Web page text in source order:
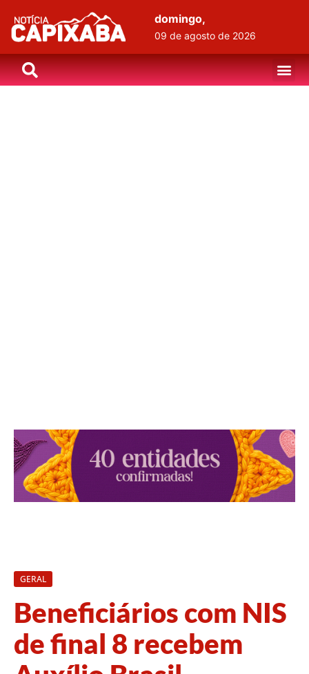
domingo,
09 de agosto de 2026
GERAL
Beneficiários com NIS
de final 8 recebem